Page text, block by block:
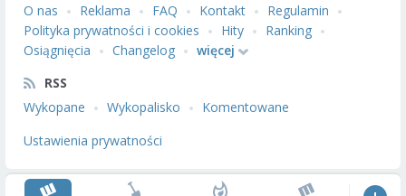
O nas
Reklama FAQ Kontakt
Regulamin
Polityka prywatności i cookies
Hity
Ranking
Osiągnięcia
Changelog
więcej
RSS
Wykopane
Wykopalisko
Komentowane
Ustawienia prywatności